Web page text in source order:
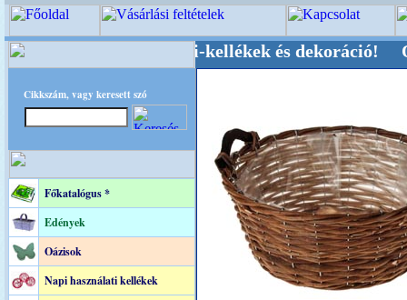
Cikkszám, vagy keresett szó
Főkatalógus *
Edények
Oázisok
Napi használati kellékek
, Kegyeleti-kellékek és dekoráció!